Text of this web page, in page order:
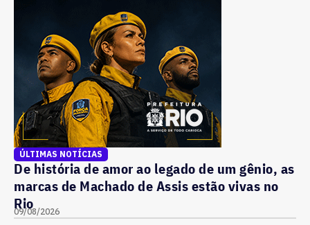
ÚLTIMAS NOTÍCIAS
De história de amor ao legado de um gênio, as
marcas de Machado de Assis estão vivas no
Rio
09/08/2026